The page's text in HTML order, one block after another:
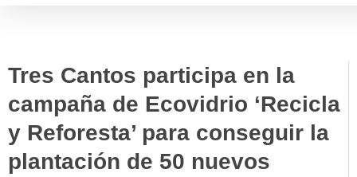
Tres Cantos participa en la
campaña de Ecovidrio ‘Recicla
y Reforesta’ para conseguir la
plantación de 50 nuevos